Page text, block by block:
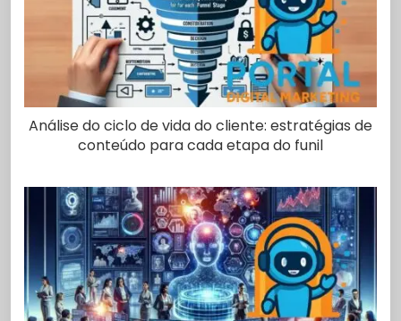
Análise do ciclo de vida do cliente: estratégias de
conteúdo para cada etapa do funil